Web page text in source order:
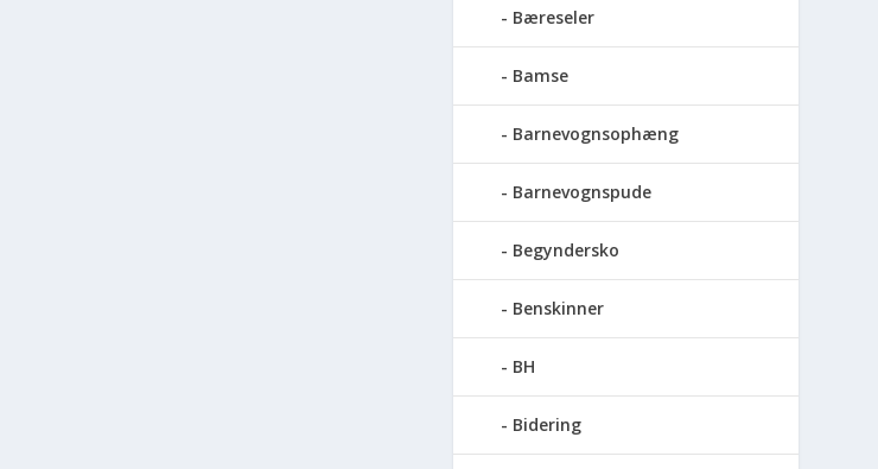
Bæreseler
Bamse
Barnevognsophæng
Barnevognspude
Begyndersko
Benskinner
BH
Bidering